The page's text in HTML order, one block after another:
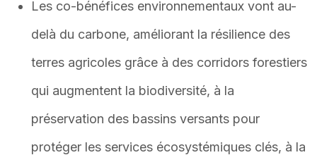
Les co-bénéfices environnementaux vont au-
delà du carbone, améliorant la résilience des
terres agricoles grâce à des corridors forestiers
qui augmentent la biodiversité, à la
préservation des bassins versants pour
protéger les services écosystémiques clés, à la